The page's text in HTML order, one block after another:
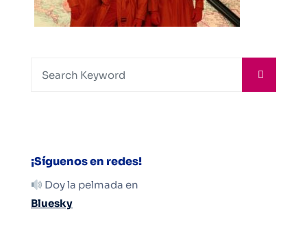
¡Síguenos en redes!
Doy la pelmada en
Bluesky